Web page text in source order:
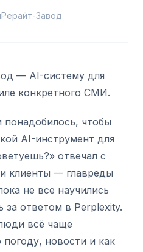
Рерайт-Завод
— AI-систему для
конкретного СМИ.
чтобы
AI-инструмент для
отвечал с
клиенты — главреды
не все научились
за ответом в Perplexity.
всё чаще
новости и как